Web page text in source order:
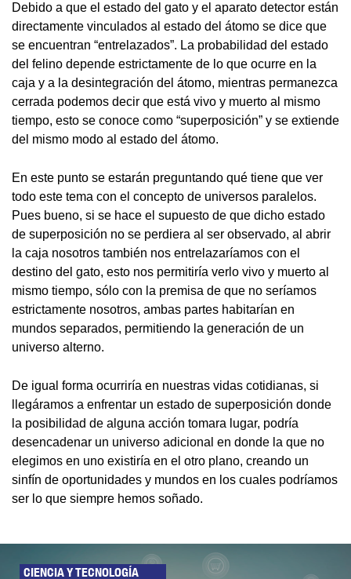
Debido a que el estado del gato y el aparato detector están
directamente vinculados al estado del átomo se dice que
se encuentran “entrelazados”. La probabilidad del estado
del felino depende estrictamente de lo que ocurre en la
caja y a la desintegración del átomo, mientras permanezca
cerrada podemos decir que está vivo y muerto al mismo
tiempo, esto se conoce como “superposición” y se extiende
del mismo modo al estado del átomo.
En este punto se estarán preguntando qué tiene que ver
todo este tema con el concepto de universos paralelos.
Pues bueno, si se hace el supuesto de que dicho estado
de superposición no se perdiera al ser observado, al abrir
la caja nosotros también nos entrelazaríamos con el
destino del gato, esto nos permitiría verlo vivo y muerto al
mismo tiempo, sólo con la premisa de que no seríamos
estrictamente nosotros, ambas partes habitarían en
mundos separados, permitiendo la generación de un
universo alterno.
De igual forma ocurriría en nuestras vidas cotidianas, si
llegáramos a enfrentar un estado de superposición donde
la posibilidad de alguna acción tomara lugar, podría
desencadenar un universo adicional en donde la que no
elegimos en uno existiría en el otro plano, creando un
sinfín de oportunidades y mundos en los cuales podríamos
ser lo que siempre hemos soñado.
CIENCIA Y TECNOLOGÍA